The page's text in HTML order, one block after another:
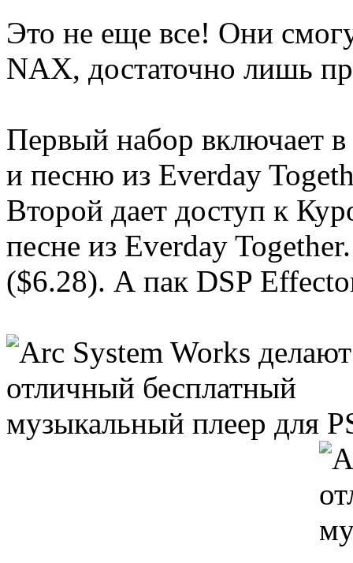
Это не еще все! Они
NAX, достаточно лишь
Первый набор включает
и песню из Everday
Второй дает доступ к
песне из Everday
($6.28). А пак DSP